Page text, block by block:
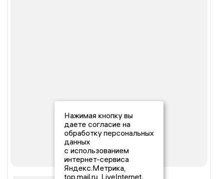
Нажимая кнопку вы
даете согласие на
обработку персональных
данных
с использованием
интернет-сервиса
Яндекс.Метрика,
top.mail.ru, LiveInternet.